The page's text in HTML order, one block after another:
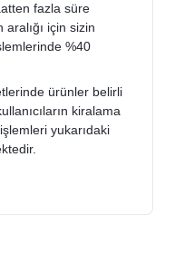
fazla süre
için sizin
%40
ürünler belirli
kiralama
yukarıdaki